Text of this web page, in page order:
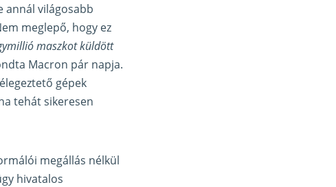
annál világosabb
meglepő, hogy ez
maszkot küldött
Macron pár napja.
gépek
tehát sikeresen
megállás nélkül
hivatalos